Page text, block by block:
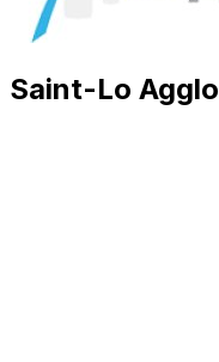
Saint-Lo Agglo